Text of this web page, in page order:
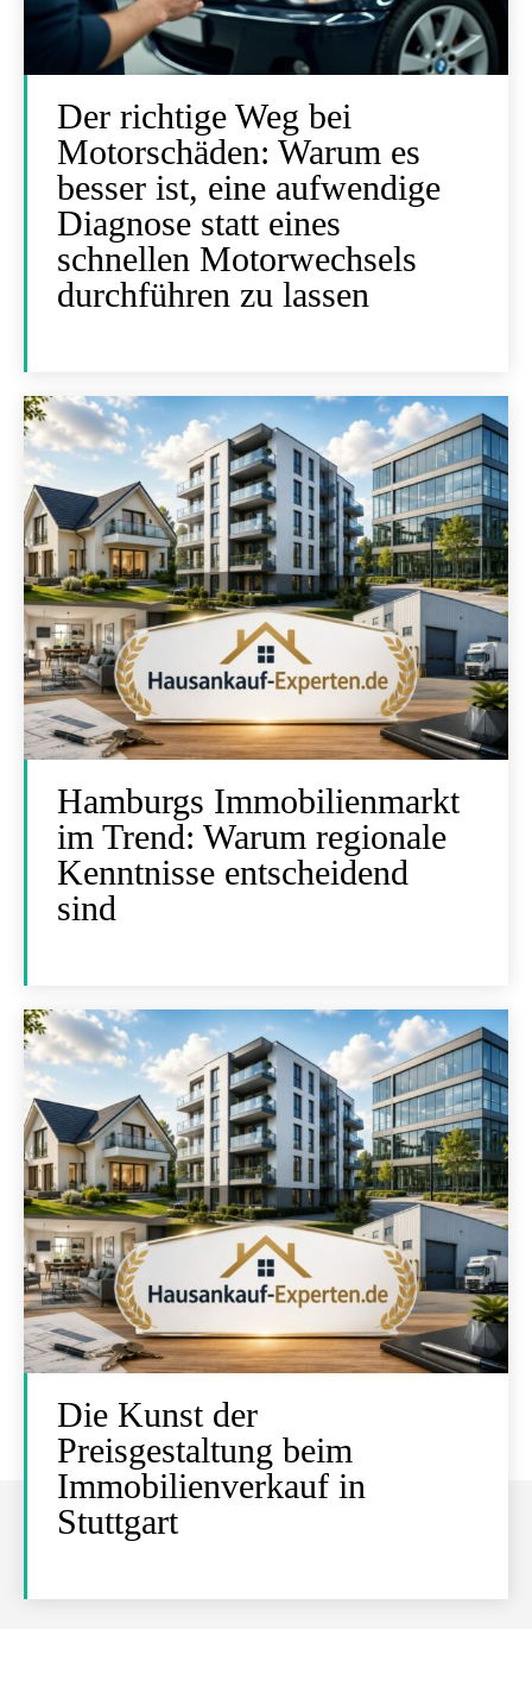
Der richtige Weg bei
Motorschäden: Warum es
besser ist, eine aufwendige
Diagnose statt eines
schnellen Motorwechsels
durchführen zu lassen
Hamburgs Immobilienmarkt
im Trend: Warum regionale
Kenntnisse entscheidend
sind
Die Kunst der
Preisgestaltung beim
Immobilienverkauf in
Stuttgart